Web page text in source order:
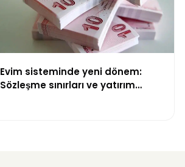
Evim sisteminde yeni dönem:
Sözleşme sınırları ve yatırım